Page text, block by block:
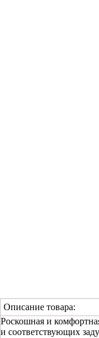
Описание товара:
Роскошная и
и соответствующих